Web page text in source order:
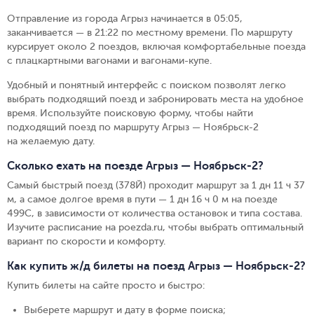
Отправление из города Агрыз начинается в 05:05,
заканчивается — в 21:22 по местному времени. По маршруту
курсирует около 2 поездов, включая комфортабельные поезда
с плацкартными вагонами и вагонами-купе.
Удобный и понятный интерфейс с поиском позволят легко
выбрать подходящий поезд и забронировать места на удобное
время. Используйте поисковую форму, чтобы найти
подходящий поезд по маршруту Агрыз — Ноябрьск-2
на желаемую дату.
Сколько ехать на поезде Агрыз — Ноябрьск-2?
Самый быстрый поезд (378Й) проходит маршрут за 1 дн 11 ч 37
м, а самое долгое время в пути — 1 дн 16 ч 0 м на поезде
499С, в зависимости от количества остановок и типа состава.
Изучите расписание на poezda.ru, чтобы выбрать оптимальный
вариант по скорости и комфорту.
Как купить ж/д билеты на поезд Агрыз — Ноябрьск-2?
Купить билеты на сайте просто и быстро:
Выберете маршрут и дату в форме поиска;